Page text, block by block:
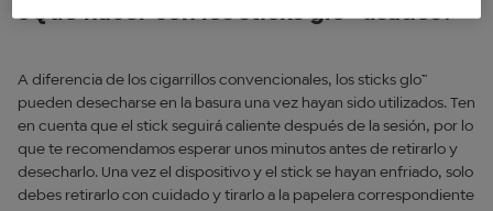
¿Qué hacer con los sticks glo™ usados?
A diferencia de los cigarrillos convencionales, los sticks glo™
pueden desecharse en la basura una vez hayan sido utilizados. Ten
en cuenta que el stick seguirá caliente después de la sesión, por lo
que te recomendamos esperar unos minutos antes de retirarlo y
desecharlo. Una vez el dispositivo y el stick se hayan enfriado, solo
debes retirarlo con cuidado y tirarlo a la papelera correspondiente